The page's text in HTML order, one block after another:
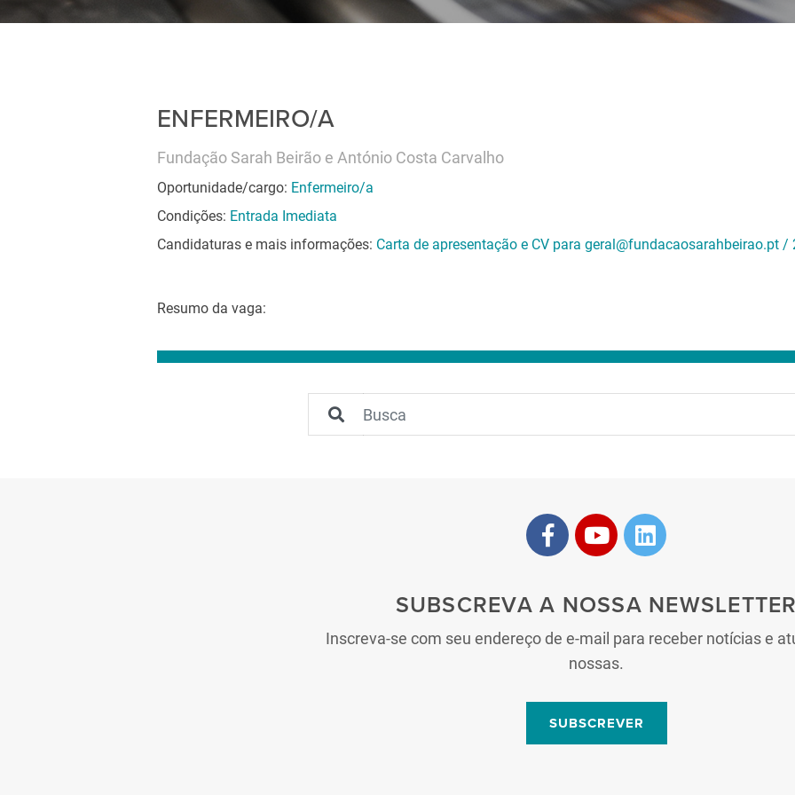
ENFERMEIRO/A
Fundação Sarah Beirão e António Costa Carvalho
Oportunidade/cargo: Enfermeiro/a
Condições: Entrada Imediata
Candidaturas e mais informações: Carta de apresentação e CV para geral@fundacaosarahbeirao.pt /
Resumo da vaga:
SUBSCREVA A NOSSA NEWSLETTER
Inscreva-se com seu endereço de e-mail para receber notícias e
nossas.
SUBSCREVER